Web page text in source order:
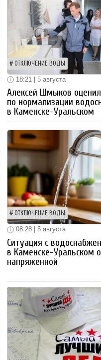
ОТКЛЮЧЕНИЕ ВОДЫ
18:21 | 5 августа
Алексей Шмыков
по нормализации
в Каменске-Уральском
ОТКЛЮЧЕНИЕ ВОДЫ
08:28 | 5 августа
Ситуация с
в Каменске-Уральском
напряженной